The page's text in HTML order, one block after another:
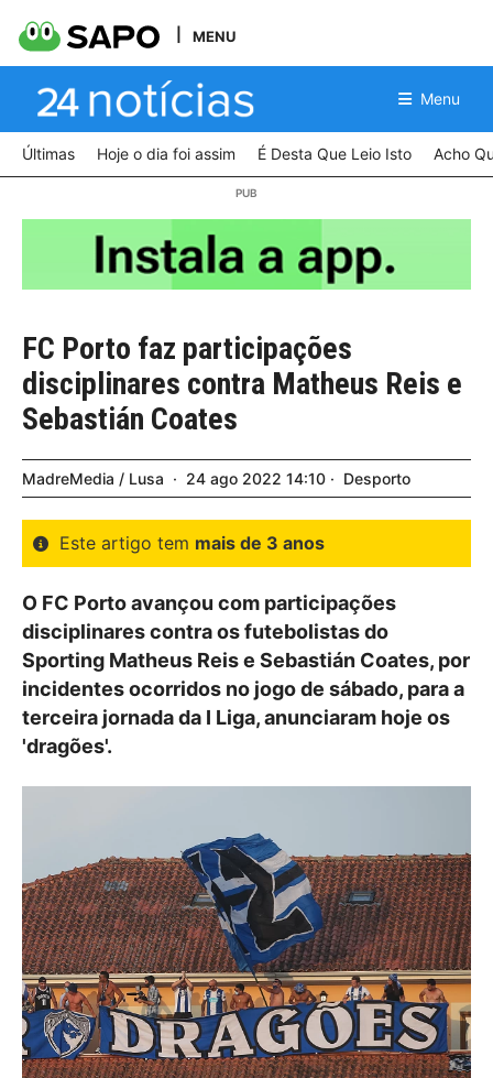
MENU
Menu
Últimas Hoje o dia foi assim É Desta Que Leio Isto Acho
FC Porto faz participações
disciplinares contra Matheus Reis e
Sebastián Coates
MadreMedia / Lusa 24 ago 2022 14:10 Desporto
Este artigo tem mais de 3 anos
O FC Porto avançou com participações
disciplinares contra os futebolistas do
Sporting Matheus Reis e Sebastián Coates, por
incidentes ocorridos no jogo de sábado, para a
terceira jornada da I Liga, anunciaram hoje os
'dragões'.